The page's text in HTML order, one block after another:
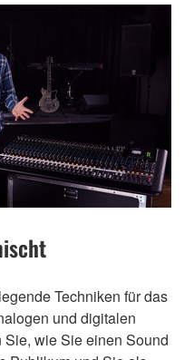
Techniken für das
und digitalen
wie Sie einen Sound